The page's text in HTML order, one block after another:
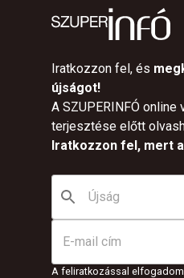
Iratkozzon fel, és
újságot!
A SZUPERINFÓ
terjesztése előtt
Iratkozzon fel, mert a
A feliratkozással